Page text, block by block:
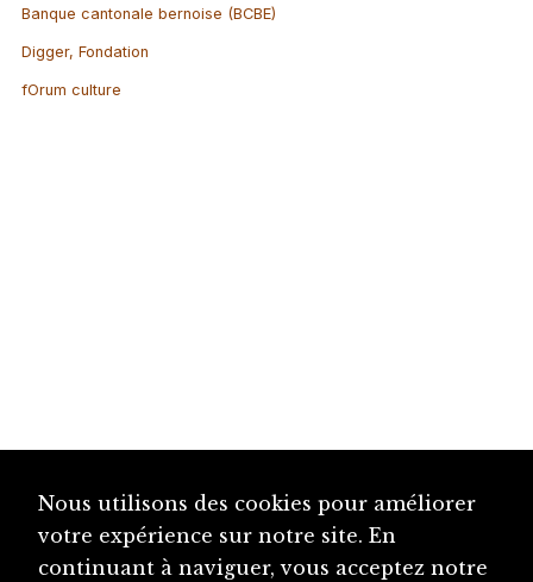
Banque cantonale bernoise (BCBE)
Digger, Fondation
fOrum culture
Nous utilisons des cookies pour améliorer
votre expérience sur notre site. En
continuant à naviguer, vous acceptez notre